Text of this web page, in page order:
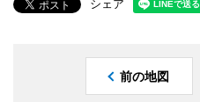
シェア
前の地図